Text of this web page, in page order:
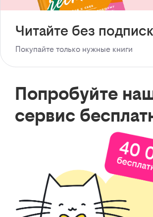
Читайте без
Покупайте только нужные книги
Попробуйте
сервис